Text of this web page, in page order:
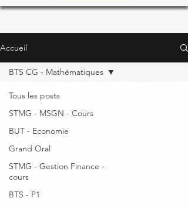
Accueil
Tous les posts
STMG - MSGN - Cours
BUT - Economie
Grand Oral
STMG - Gestion Finance -
cours
BTS - P1
BTS CG - Mathématiques